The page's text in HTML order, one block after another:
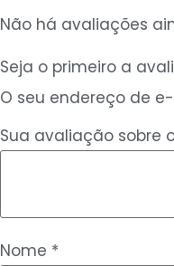
Não há avaliações
Seja o primeiro a
O seu endereço de
Sua avaliação sobre
Nome *